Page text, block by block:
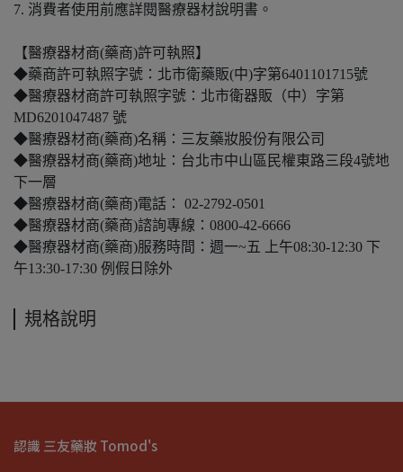
7. 消費者使用前應詳閱醫療器材說明書。
【醫療器材商(藥商)許可執照】
◆藥商許可執照字號：北市衛藥販(中)字第6401101715號
◆醫療器材商許可執照字號：北市衛器販（中）字第
MD6201047487 號
◆醫療器材商(藥商)名稱：三友藥妝股份有限公司
◆醫療器材商(藥商)地址：台北市中山區民權東路三段4號地
下一層
◆醫療器材商(藥商)電話： 02-2792-0501
◆醫療器材商(藥商)諮詢專線：0800-42-6666
◆醫療器材商(藥商)服務時間：週一~五 上午08:30-12:30 下
午13:30-17:30 例假日除外
規格說明
認識 三友藥妝 Tomod's